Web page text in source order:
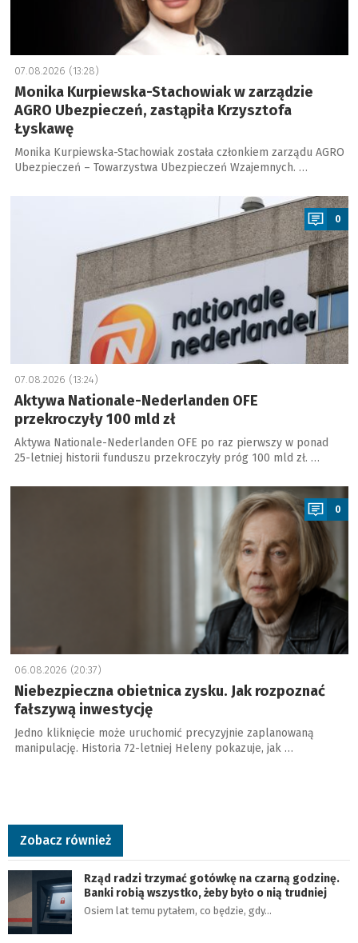
07.08.2026 (13:28)
Monika Kurpiewska-Stachowiak w zarządzie
AGRO Ubezpieczeń, zastąpiła Krzysztofa
Łyskawę
Monika Kurpiewska-Stachowiak została członkiem zarządu AGRO
Ubezpieczeń – Towarzystwa Ubezpieczeń Wzajemnych. …
0
07.08.2026 (13:24)
Aktywa Nationale-Nederlanden OFE
przekroczyły 100 mld zł
Aktywa Nationale-Nederlanden OFE po raz pierwszy w ponad
25-letniej historii funduszu przekroczyły próg 100 mld zł. …
a
0
06.08.2026 (20:37)
Niebezpieczna obietnica zysku. Jak rozpoznać
fałszywą inwestycję
Jedno kliknięcie może uruchomić precyzyjnie zaplanowaną
manipulację. Historia 72-letniej Heleny pokazuje, jak …
Zobacz również
Rząd radzi trzymać gotówkę na czarną godzinę.
Banki robią wszystko, żeby było o nią trudniej
Osiem lat temu pytałem, co będzie, gdy…